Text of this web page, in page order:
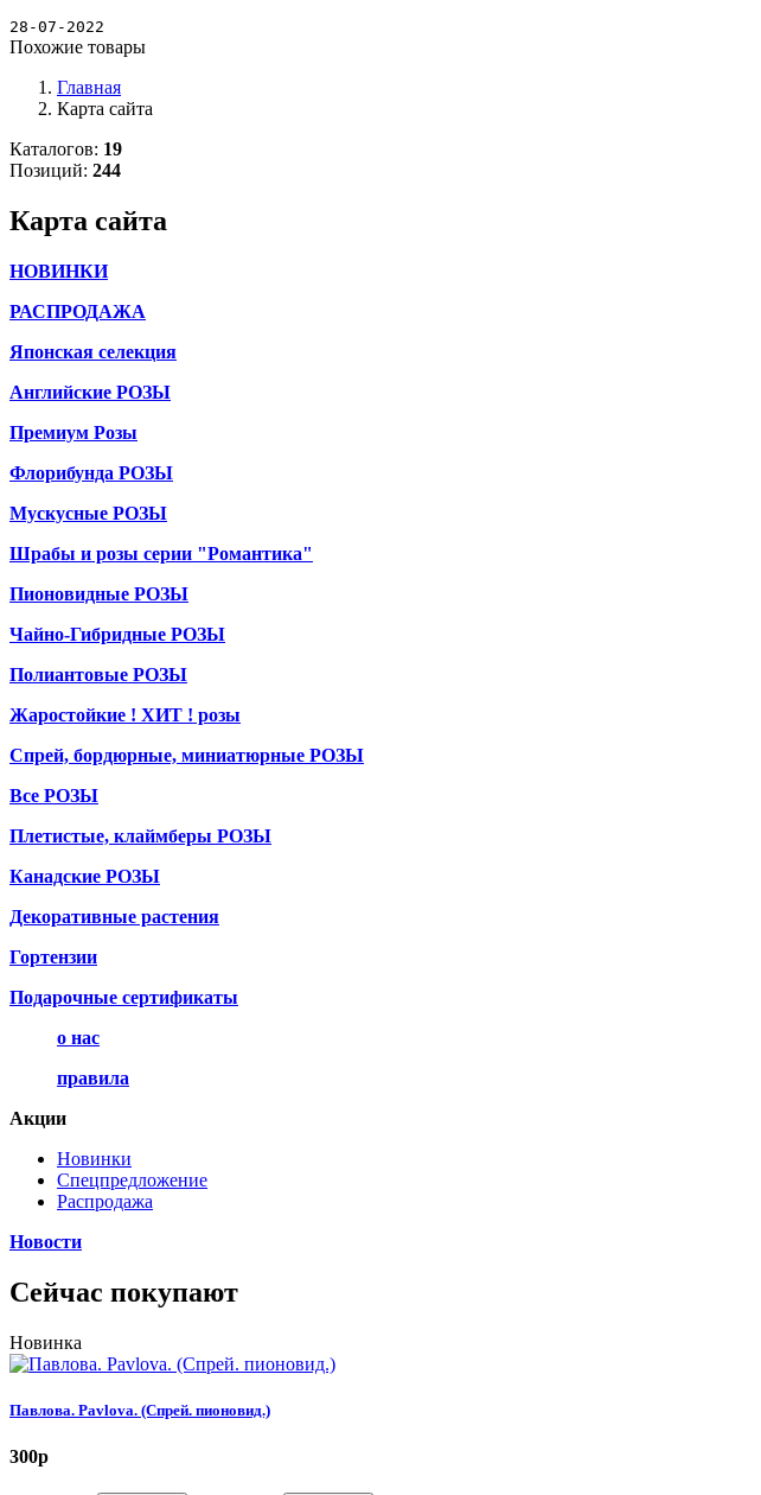
28-07-2022
Похожие товары
Главная
Карта сайта
Каталогов: 19
Позиций: 244
Карта сайта
НОВИНКИ
РАСПРОДАЖА
Японская селекция
Английские РОЗЫ
Премиум Розы
Флорибунда РОЗЫ
Мускусные РОЗЫ
Шрабы и розы серии "Романтика"
Пионовидные РОЗЫ
Чайно-Гибридные РОЗЫ
Полиантовые РОЗЫ
Жаростойкие ! ХИТ ! розы
Спрей, бордюрные, миниатюрные РОЗЫ
Все РОЗЫ
Плетистые, клаймберы РОЗЫ
Канадские РОЗЫ
Декоративные растения
Гортензии
Подарочные сертификаты
о нас
правила
Акции
Новинки
Спецпредложение
Распродажа
Новости
Сейчас покупают
Новинка
Павлова. Pavlova. (Спрей. пионовид.)
300p